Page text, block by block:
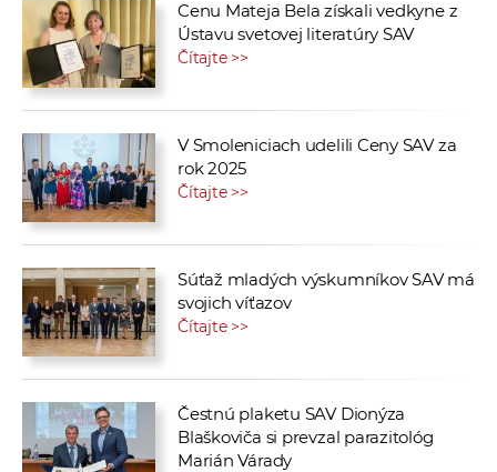
Cenu Mateja Bela získali vedkyne z
Ústavu svetovej literatúry SAV
Čítajte >>
V Smoleniciach udelili Ceny SAV za
rok 2025
Čítajte >>
Súťaž mladých výskumníkov SAV má
svojich víťazov
Čítajte >>
Čestnú plaketu SAV Dionýza
Blaškoviča si prevzal parazitológ
Marián Várady